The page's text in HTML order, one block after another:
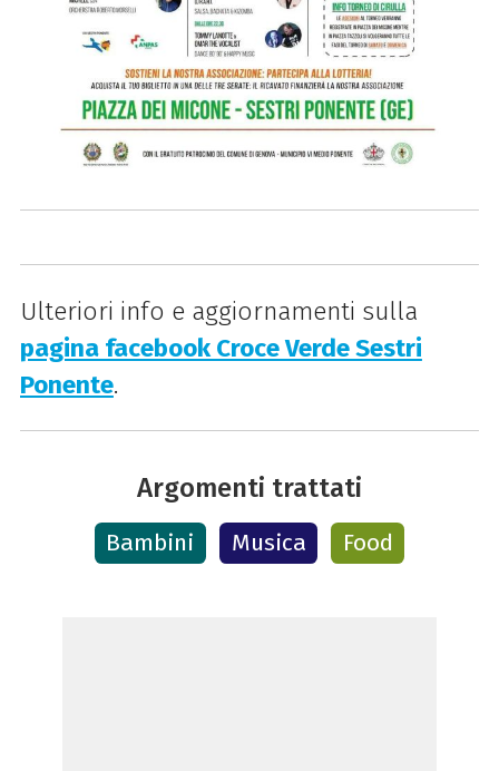
Ulteriori info e aggiornamenti sulla
pagina facebook Croce Verde Sestri
Ponente.
Argomenti trattati
Bambini Musica Food